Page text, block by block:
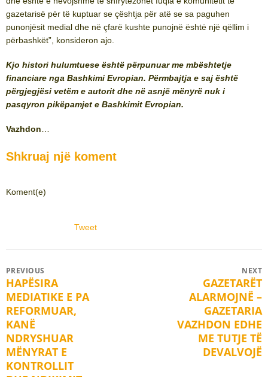
gazetarisë për të kuptuar se çështja për atë se sa paguhen
punonjësit medial dhe në çfarë kushte punojnë është një qëllim i
përbashkët”, konsideron ajo.
Kjo histori hulumtuese është përpunuar me mbështetje
financiare nga Bashkimi Evropian. Përmbajtja e saj është
përgjegjësi vetëm e autorit dhe në asnjë mënyrë nuk i
pasqyron pikëpamjet e Bashkimit Evropian.
Vazhdon
Shkruaj një koment
Koment(e)
Tweet
Post
navigation
PREVIOUS
Previous
post:
HAPËSIRA
MEDIATIKE E PA
REFORMUAR,
KANË
NDRYSHUAR
MËNYRAT E
KONTROLLIT
NEXT
post:
GAZETARËT
ALARMOJNË –
GAZETARIA
VAZHDON EDHE
ME TUTJE TË
DEVALVOJË